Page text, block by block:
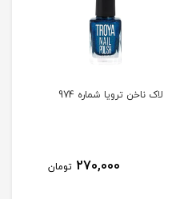
لاک ناخن ترویا شماره 974
270,000 تومان